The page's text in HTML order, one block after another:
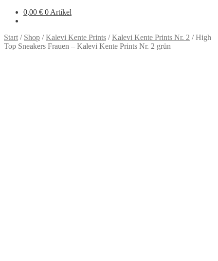
0,00 € 0 Artikel
Start / Shop /Kalevi Kente Prints /Kalevi Kente Prints Nr. 2 /High
Top Sneakers Frauen – Kalevi Kente Prints Nr. 2 grün